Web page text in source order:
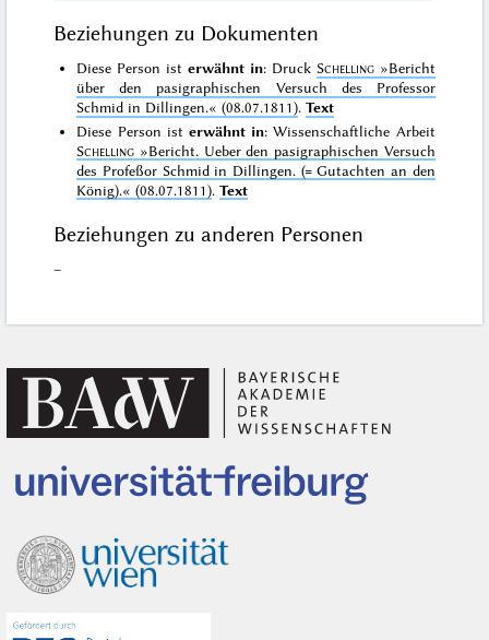
Beziehungen zu Dokumenten
Diese Person isterwähnt in: Druck Schelling »Bericht
über den pasigraphischen Versuch des Professor
Schmid in Dillingen.« (08.07.1811).Text
Diese Person ist erwähnt in: Wissenschaftliche Arbeit
Schelling »Bericht. Ueber den pasigraphischen Versuch
des Profeßor Schmid in Dillingen. (= Gutachten an den
König).« (08.07.1811).Text
Beziehungen zu anderen Personen
–